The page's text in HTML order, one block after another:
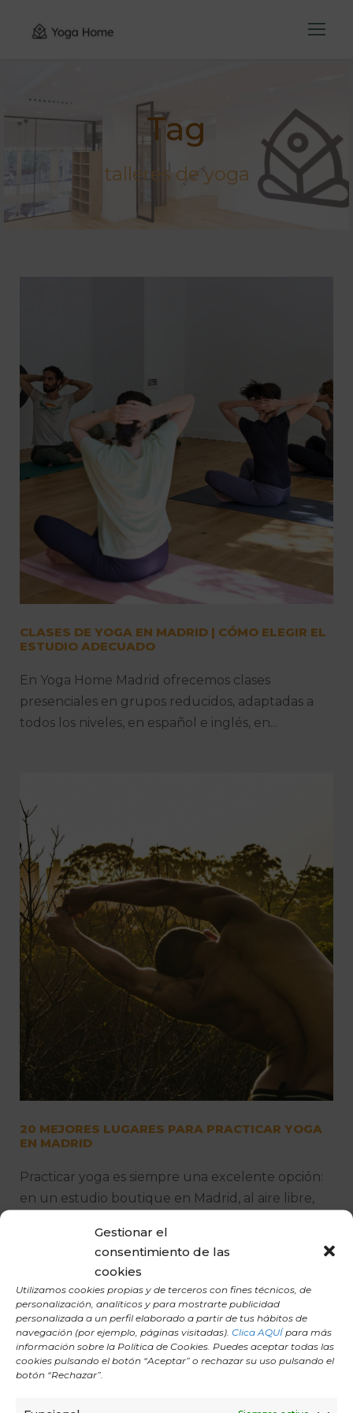
Gestionar el
consentimiento de las
cookies
Utilizamos cookies propias y de terceros con fines técnicos, de
personalización, analíticos y para mostrarte publicidad
personalizada a un perfil elaborado a partir de tus hábitos de
navegación (por ejemplo, páginas visitadas). Clica AQUÍpara más
información sobre la Política de Cookies. Puedes aceptar todas las
cookies pulsando el botón “Aceptar” o rechazar su uso pulsando el
botón “Rechazar”.
Tag
talleres de yoga
CLASES DE YOGA EN MADRID | CÓMO ELEGIR EL
ESTUDIO ADECUADO
En Yoga Home Madrid ofrecemos clases
presenciales en grupos reducidos, adaptadas a
todos los niveles, en español e inglés, en...
20 MEJORES LUGARES PARA PRACTICAR YOGA
EN MADRID
Practicar yoga es siempre una excelente opción:
en un estudio boutique en Madrid, al aire libre,